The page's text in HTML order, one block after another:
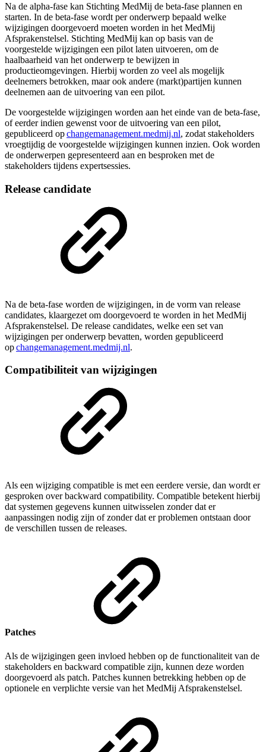
Na de alpha-fase kan Stichting MedMij de beta-fase plannen en
starten. In de beta-fase wordt per onderwerp bepaald welke
wijzigingen doorgevoerd moeten worden in het MedMij
Afsprakenstelsel. Stichting MedMij kan op basis van de
voorgestelde wijzigingen een pilot laten uitvoeren, om de
haalbaarheid van het onderwerp te bewijzen in
productieomgevingen. Hierbij worden zo veel als mogelijk
deelnemers betrokken, maar ook andere (markt)partijen kunnen
deelnemen aan de uitvoering van een pilot.
De voorgestelde wijzigingen worden aan het einde van de beta-fase,
of eerder indien gewenst voor de uitvoering van een pilot,
gepubliceerd opchangemanagement.medmij.nl, zodat stakeholders
vroegtijdig de voorgestelde wijzigingen kunnen inzien. Ook worden
de onderwerpen gepresenteerd aan en besproken met de
stakeholders tijdens expertsessies.
Release candidate
Na de beta-fase worden de wijzigingen, in de vorm van release
candidates, klaargezet om doorgevoerd te worden in het MedMij
Afsprakenstelsel. De release candidates, welke een set van
wijzigingen per onderwerp bevatten, worden gepubliceerd
opchangemanagement.medmij.nl.
Compatibiliteit van wijzigingen
Als een wijziging compatible is met een eerdere versie, dan wordt er
gesproken over backward compatibility. Compatible betekent hierbij
dat systemen gegevens kunnen uitwisselen zonder dat er
aanpassingen nodig zijn of zonder dat er problemen ontstaan door
de verschillen tussen de releases.
Patches
Als de wijzigingen geen invloed hebben op de functionaliteit van de
stakeholders en backward compatible zijn, kunnen deze worden
doorgevoerd als patch. Patches kunnen betrekking hebben op de
optionele en verplichte versie van het MedMij Afsprakenstelsel.